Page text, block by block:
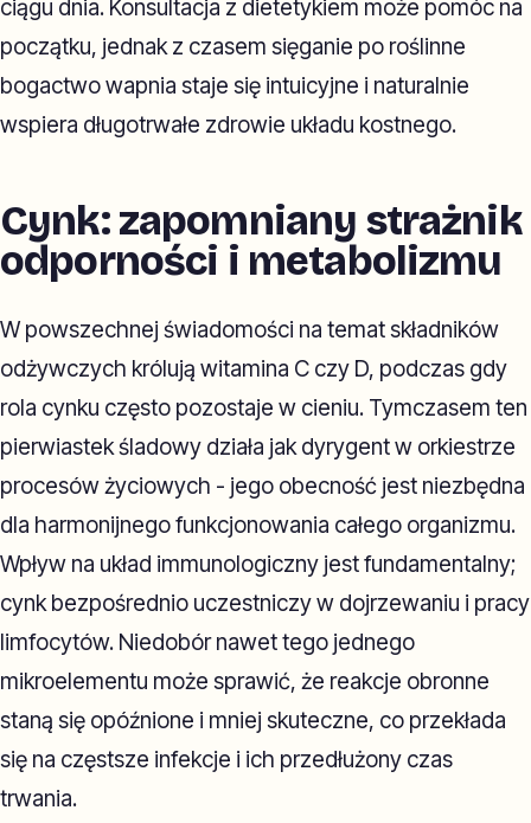
ciągu dnia. Konsultacja z dietetykiem może pomóc na
początku, jednak z czasem sięganie po roślinne
bogactwo wapnia staje się intuicyjne i naturalnie
wspiera długotrwałe zdrowie układu kostnego.
Cynk: zapomniany strażnik
odporności i metabolizmu
W powszechnej świadomości na temat składników
odżywczych królują witamina C czy D, podczas gdy
rola cynku często pozostaje w cieniu. Tymczasem ten
pierwiastek śladowy działa jak dyrygent w orkiestrze
procesów życiowych - jego obecność jest niezbędna
dla harmonijnego funkcjonowania całego organizmu.
Wpływ na układ immunologiczny jest fundamentalny;
cynk bezpośrednio uczestniczy w dojrzewaniu i pracy
limfocytów. Niedobór nawet tego jednego
mikroelementu może sprawić, że reakcje obronne
staną się opóźnione i mniej skuteczne, co przekłada
się na częstsze infekcje i ich przedłużony czas
trwania.